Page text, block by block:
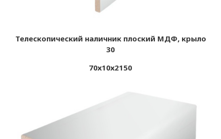
Телескопический наличник плоский МДФ, крыло
30
70х10х2150